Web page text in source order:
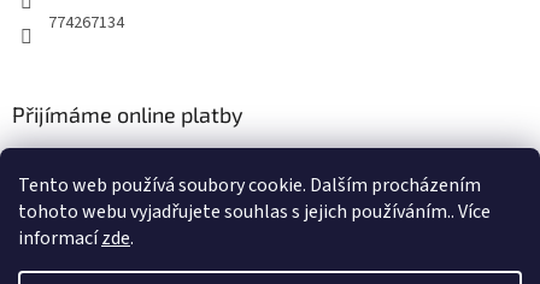
Tento web používá soubory cookie. Dalším procházením
tohoto webu vyjadřujete souhlas s jejich používáním.. Více
informacízde.
774267134
Přijímáme online platby